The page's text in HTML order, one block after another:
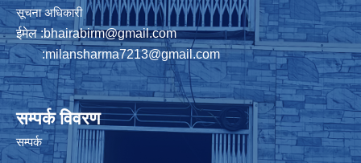
सूचना अधिकारी
ईमेल :bhairabirm@gmail.com
:milansharma7213@gmail.com
सम्पर्क विवरण
सम्पर्क